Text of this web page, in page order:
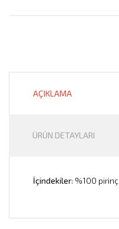
AÇIKLAMA
ÜRÜN DETAYLARI
İçindekiler: %100 pirinç